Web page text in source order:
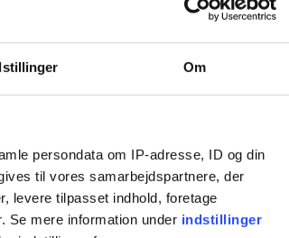
Om
persondata om IP-adresse, ID og din
til vores samarbejdspartnere, der
levere tilpasset indhold, foretage
Se mere information under indstillinger